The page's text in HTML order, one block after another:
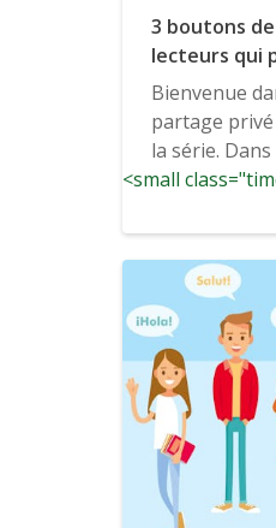
3 boutons
lecteurs qui
Bienvenue
partage privé ! Voici la première partie
la série.
<small